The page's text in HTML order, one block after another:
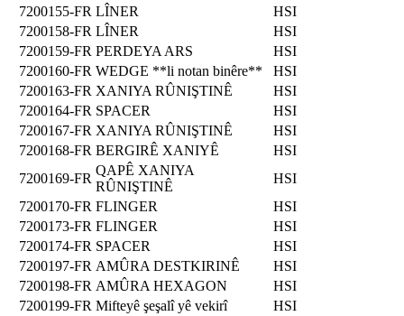
7200155-FR LÎNER
HSI
7200158-FR LÎNER
HSI
7200159-FR PERDEYA ARS
HSI
7200160-FR WEDGE **li notan binêre**
HSI
7200163-FR XANIYA RÛNIŞTINÊ
HSI
7200164-FR SPACER
HSI
7200167-FR XANIYA RÛNIŞTINÊ
HSI
7200168-FR BERGIRÊ XANIYÊ
HSI
7200169-FR
QAPÊ XANIYA
RÛNIŞTINÊ
HSI
7200170-FR FLINGER
HSI
7200173-FR FLINGER
HSI
7200174-FR SPACER
HSI
7200197-FR AMÛRA DESTKIRINÊ
HSI
7200198-FR AMÛRA HEXAGON
HSI
7200199-FR Mifteyê şeşalî yê vekirî
HSI